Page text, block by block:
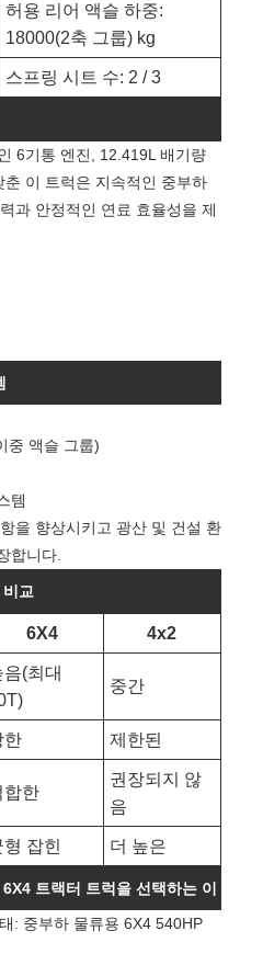
허용 리어 액슬 하중:
18000(2축 그룹) kg
스프링 시트 수: 2 / 3
6기통 엔진, 12.419L 배기량
이 트럭은 지속적인 중부하
과 안정적인 연료 효율성을 제
중 액슬 그룹)
템
을 향상시키고 광산 및 건설 환
합니다.
교
6X4 4x2
음(최대
중간
한 제한된
합한
권장되지 않
음
형 잡힌 더 높은
트랙터 트럭을 선택하는 이
: 중부하 물류용 6X4 540HP